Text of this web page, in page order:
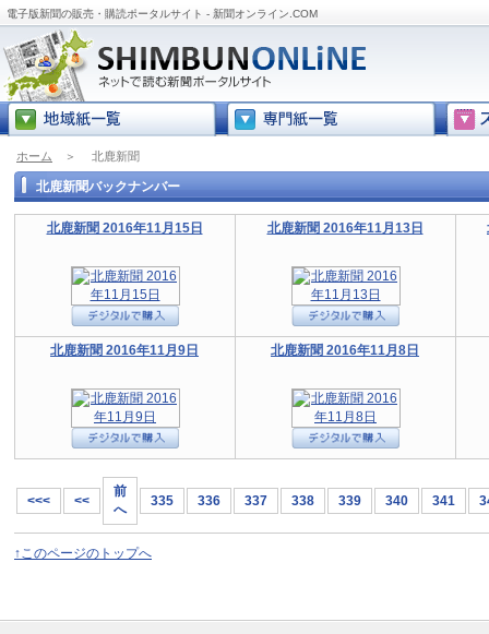
電子版新聞の販売・購読ポータルサイト - 新聞オンライン.COM
ホーム ＞ 北鹿新聞
北鹿新聞バックナンバー
北鹿新聞 2016年11月15日 北鹿新聞 2016年11月13日
北鹿新聞 2016年11月9日 北鹿新聞 2016年11月8日
<<< <<
前
へ
335 336 337 338 339 340 341
↑このページのトップへ